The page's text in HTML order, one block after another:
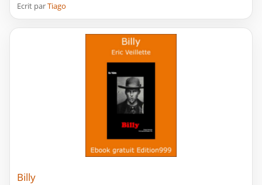
Ecrit parTiago
Billy